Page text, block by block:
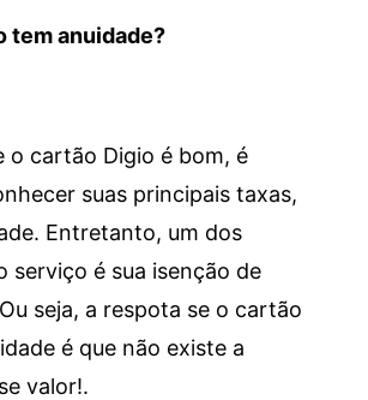
tem anuidade?
o cartão Digio é bom, é
suas principais taxas,
Entretanto, um dos
serviço é sua isenção de
seja, a respota se o cartão
é que não existe a
valor!.